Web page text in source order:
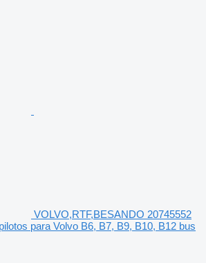
VOLVO,RTF,BESANDO 20745552
para Volvo B6, B7, B9, B10, B12 bus